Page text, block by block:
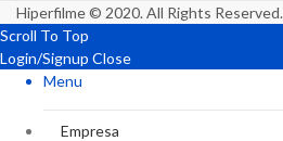
Hiperfilme © 2020. All Rights Reserved.
Scroll To Top
Login/Signup Close
Menu
Empresa